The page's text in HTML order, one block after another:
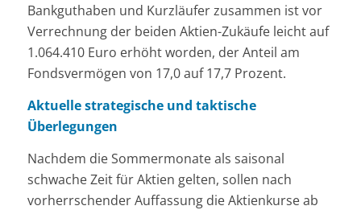
Bankguthaben und Kurzläufer zusammen ist vor
Verrechnung der beiden Aktien-Zukäufe leicht auf
1.064.410 Euro erhöht worden, der Anteil am
Fondsvermögen von 17,0 auf 17,7 Prozent.
Aktuelle strategische und taktische
Überlegungen
Nachdem die Sommermonate als saisonal
schwache Zeit für Aktien gelten, sollen nach
vorherrschender Auffassung die Aktienkurse ab